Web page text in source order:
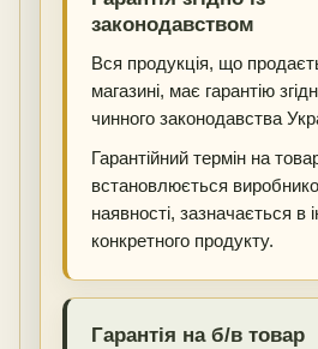
законодавством
Вся продукція, що
магазині, має гарантію
чинного законодавства
Гарантійний термін на
встановлюється
наявності, зазначається в
конкретного продукту.
Гарантія на б/в товар